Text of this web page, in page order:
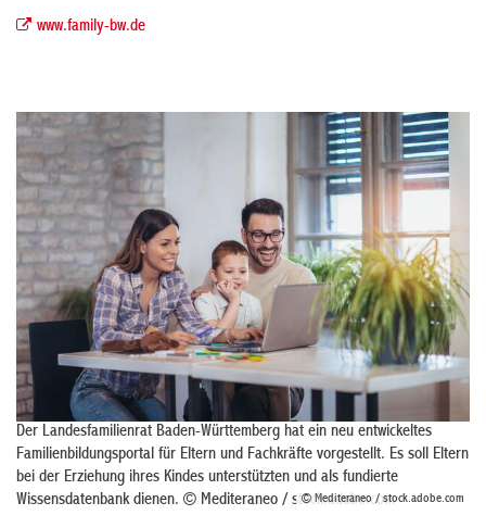
www.family-bw.de
© Mediteraneo / stock.adobe.com
Der Landesfamilienrat Baden-Württemberg hat ein neu entwickeltes
Familienbildungsportal für Eltern und Fachkräfte vorgestellt. Es soll Eltern
bei der Erziehung ihres Kindes unterstützten und als fundierte
Wissensdatenbank dienen. © Mediteraneo / stock.adobe.com